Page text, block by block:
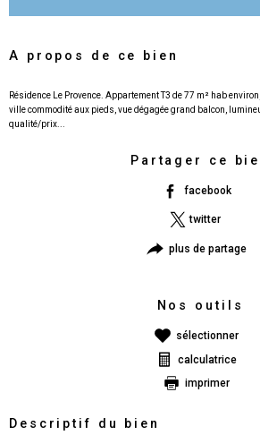
A propos de ce bien
Résidence Le Provence. Appartement T3 de 77 m² hab
ville commodité aux pieds, vue dégagée grand balcon,
Partager ce
facebook
twitter
plus de partage
Nos outils
sélectionner
calculatrice
imprimer
Descriptif du bien